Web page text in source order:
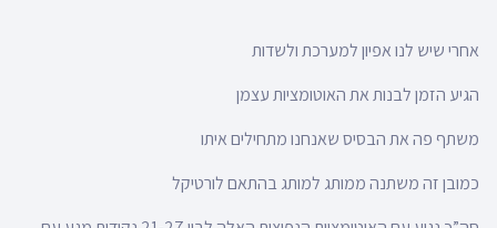
אחרי שיש לנו אפיון למערכת ולשדות
הגיע הזמן לבנות את האוטומציות עצמן
משתף פה את הבסיס שאנחנו מתחילים איתו
כמובן זה משתנה ממותג למותג בהתאם לורטיקל